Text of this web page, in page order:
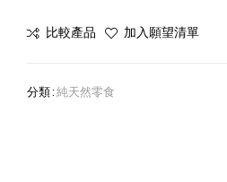
比較產品 加入願望清單
分類 :純天然零食